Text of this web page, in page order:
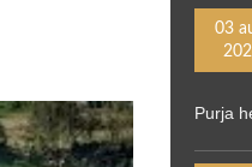
03
Purja